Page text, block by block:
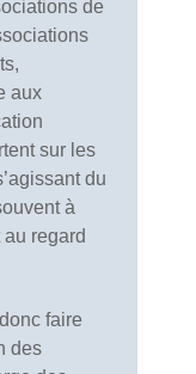
de
aux
sur les
du
à
regard
faire
des